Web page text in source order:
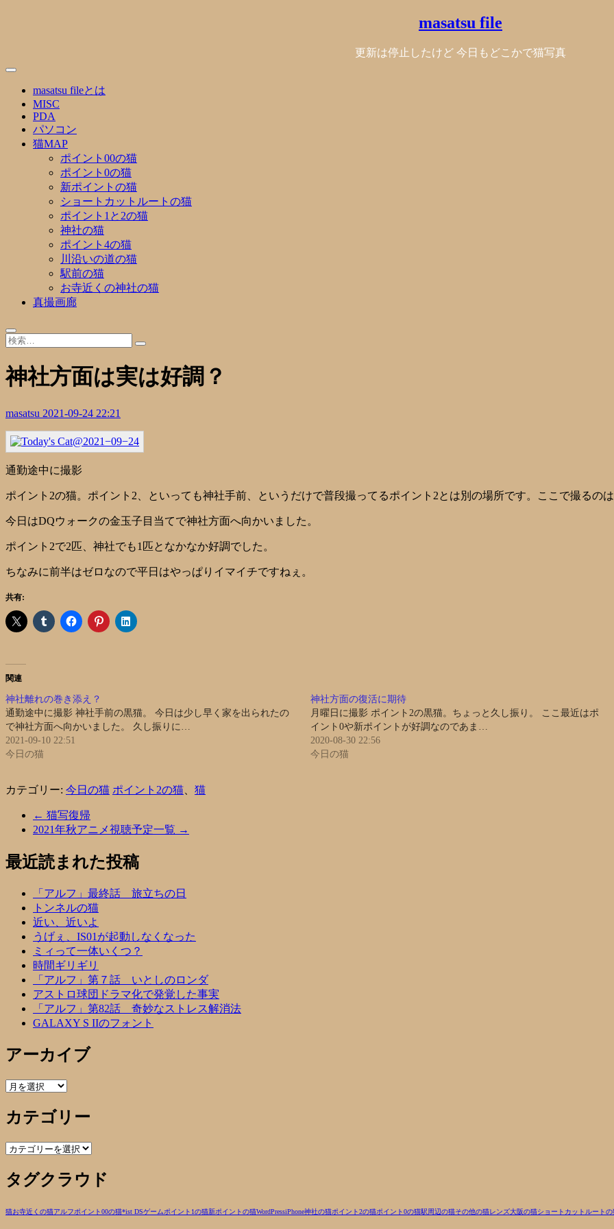
masatsu file
更新は停止したけど 今日もどこかで猫写真
masatsu fileとは
MISC
PDA
パソコン
猫MAP
ポイント00の猫
ポイント0の猫
新ポイントの猫
ショートカットルートの猫
ポイント1と2の猫
神社の猫
ポイント4の猫
川沿いの道の猫
駅前の猫
お寺近くの神社の猫
真撮画廊
神社方面は実は好調？
masatsu 2021-09-24 22:21
通勤途中に撮影
ポイント2の猫。ポイント2、といっても神社手前、というだけで普段撮ってるポイント2とは別の場所です。ここで撮るのは
今日はDQウォークの金玉子目当てで神社方面へ向かいました。
ポイント2で2匹、神社でも1匹となかなか好調でした。
ちなみに前半はゼロなので平日はやっぱりイマイチですねぇ。
共有:
関連
神社離れの巻き添え？
通勤途中に撮影 神社手前の黒猫。 今日は少し早く家を出られたの
で神社方面へ向かいました。 久し振りに…
2021-09-10 22:51
今日の猫
神社方面の復活に期待
月曜日に撮影 ポイント2の黒猫。ちょっと久し振り。 ここ最近はポ
イント0や新ポイントが好調なのであま…
2020-08-30 22:56
今日の猫
カテゴリー: 今日の猫 ポイント2の猫 猫
← 猫写復帰
2021年秋アニメ視聴予定一覧 →
最近読まれた投稿
「アルフ」最終話 旅立ちの日
トンネルの猫
近い、近いよ
うげぇ、IS01が起動しなくなった
ミィって一体いくつ？
時間ギリギリ
「アルフ」第７話 いとしのロンダ
アストロ球団ドラマ化で発覚した事実
「アルフ」第82話 奇妙なストレス解消法
GALAXY S IIのフォント
アーカイブ
ア
カ
イ
ブ
カテゴリー
カ
ゴ
リ
タグクラウド
猫お寺近くの猫アルフポイント00の猫*ist DSゲームポイント1の猫新ポイントの猫WordPressiPhone神社の猫ポイント2の猫ポイント0の猫駅周辺の猫その他の猫レンズ大阪の猫ショートカットルートの